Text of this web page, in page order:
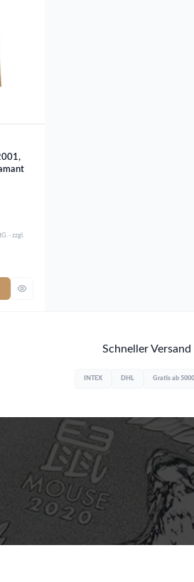
· zzgl.
Schneller Versand
INTEX DHL Gratis ab